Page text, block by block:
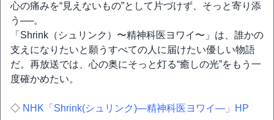
心の痛みを“見えないもの”として片づけず、そっと寄り添
う──。
「Shrink（シュリンク）〜精神科医ヨワイ〜」は、誰かの
支えになりたいと願うすべての人に届けたい優しい物語
だ。再放送では、心の奥にそっと灯る“癒しの光”をもう一
度確かめたい。
◇ NHK「Shrink(シュリンク)―精神科医ヨワイ―」HP